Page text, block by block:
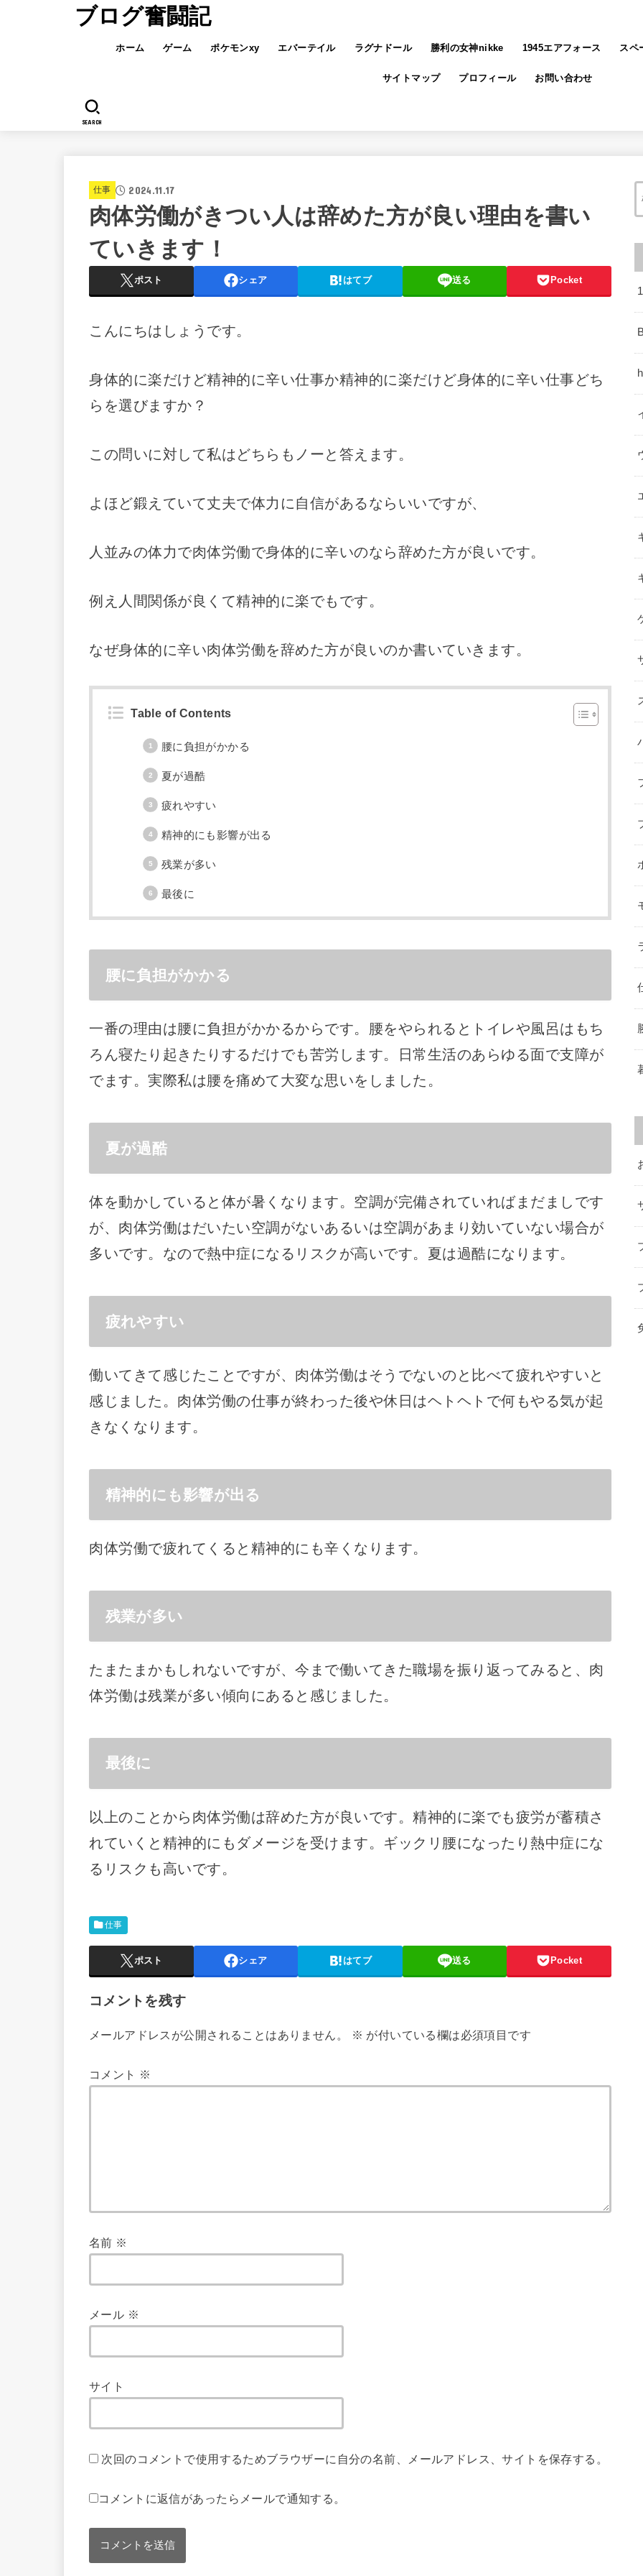
ブログ奮闘記
ホーム ゲーム ポケモンxy エバーテイル ラグナドール 勝利の女神nikke 1945エアフォース スペ
サイトマップ プロフィール お問い合わせ
SEARCH
仕事 2024.11.17
肉体労働がきつい人は辞めた方が良い理由を書い
ていきます！
ポスト シェア はてブ 送る Pocket
こんにちはしょうです。
身体的に楽だけど精神的に辛い仕事か精神的に楽だけど身体的に辛い仕事どち
らを選びますか？
この問いに対して私はどちらもノーと答えます。
よほど鍛えていて丈夫で体力に自信があるならいいですが、
人並みの体力で肉体労働で身体的に辛いのなら辞めた方が良いです。
例え人間関係が良くて精神的に楽でもです。
なぜ身体的に辛い肉体労働を辞めた方が良いのか書いていきます。
Table of Contents
腰に負担がかかる
夏が過酷
疲れやすい
精神的にも影響が出る
残業が多い
最後に
腰に負担がかかる
一番の理由は腰に負担がかかるからです。腰をやられるとトイレや風呂はもち
ろん寝たり起きたりするだけでも苦労します。日常生活のあらゆる面で支障が
でます。実際私は腰を痛めて大変な思いをしました。
夏が過酷
体を動かしていると体が暑くなります。空調が完備されていればまだましです
が、肉体労働はだいたい空調がないあるいは空調があまり効いていない場合が
多いです。なので熱中症になるリスクが高いです。夏は過酷になります。
疲れやすい
働いてきて感じたことですが、肉体労働はそうでないのと比べて疲れやすいと
感じました。肉体労働の仕事が終わった後や休日はヘトヘトで何もやる気が起
きなくなります。
精神的にも影響が出る
肉体労働で疲れてくると精神的にも辛くなります。
残業が多い
たまたまかもしれないですが、今まで働いてきた職場を振り返ってみると、肉
体労働は残業が多い傾向にあると感じました。
最後に
以上のことから肉体労働は辞めた方が良いです。精神的に楽でも疲労が蓄積さ
れていくと精神的にもダメージを受けます。ギックリ腰になったり熱中症にな
るリスクも高いです。
仕事
ポスト シェア はてブ 送る Pocket
コメントを残す
メールアドレスが公開されることはありません。 ※ が付いている欄は必須項目です
コメント ※
名前 ※
メール ※
サイト
次回のコメントで使用するためブラウザーに自分の名前、メールアドレス、サイトを保存する。
コメントに返信があったらメールで通知する。